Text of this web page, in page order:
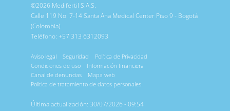
©2026 Medifertil S.A.S.
Calle 119 No. 7-14 Santa Ana Medical Center Piso 9 - Bogotá
(Colombia)
Teléfono: +57 313 6312093
Aviso legal Seguridad
Política de Privacidad
Condiciones de uso
Información financiera
Canal de denuncias
Mapa web
Política de tratamiento de datos personales
Última actualización: 30/07/2026 - 09:54